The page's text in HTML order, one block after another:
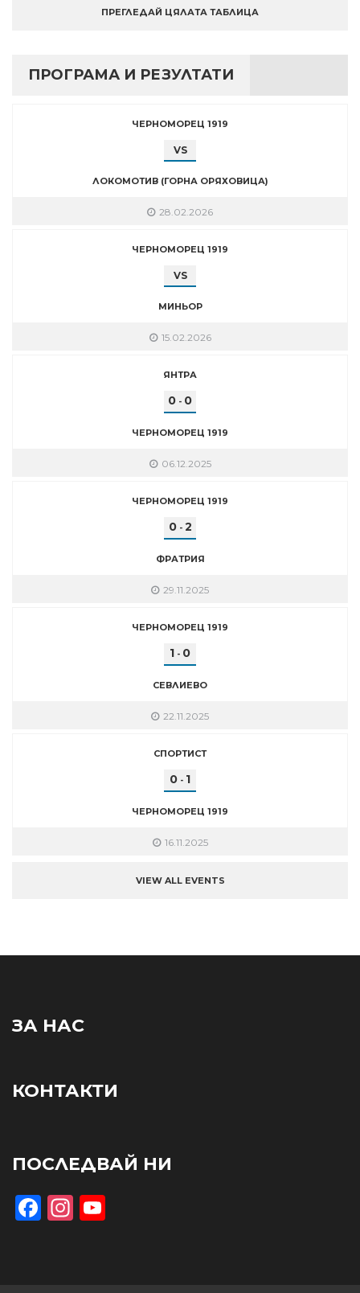
ПРЕГЛЕДАЙ ЦЯЛАТА ТАБЛИЦА
ПРОГРАМА И РЕЗУЛТАТИ
ЧЕРНОМОРЕЦ 1919
VS
ЛОКОМОТИВ (ГОРНА ОРЯХОВИЦА)
28.02.2026
ЧЕРНОМОРЕЦ 1919
VS
МИНЬОР
15.02.2026
ЯНТРА
0 - 0
ЧЕРНОМОРЕЦ 1919
06.12.2025
ЧЕРНОМОРЕЦ 1919
0- 2
ФРАТРИЯ
29.11.2025
ЧЕРНОМОРЕЦ 1919
1 - 0
СЕВЛИЕВО
22.11.2025
СПОРТИСТ
0 - 1
ЧЕРНОМОРЕЦ 1919
16.11.2025
VIEW ALL EVENTS
ЗА НАС
КОНТАКТИ
ПОСЛЕДВАЙ НИ
Facebook
Instagram